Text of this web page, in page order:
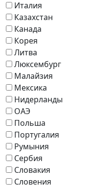
Италия
Казахстан
Канада
Корея
Литва
Люксембург
Малайзия
Мексика
Нидерланды
ОАЭ
Польша
Португалия
Румыния
Сербия
Словакия
Словения